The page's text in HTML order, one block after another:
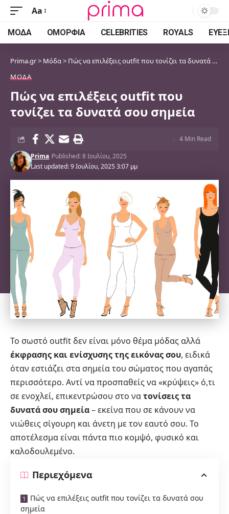
Font
Resizer
Aa
ΜΌΔΑ ΟΜΟΡΦΙΆ CELEBRITIES ROYALS
Prima.gr> Μόδα> Πώς να επιλέξεις outfit που τονίζει τα δυνατά σου σημεία
ΜΌΔΑ
Πώς να επιλέξεις outfit που
τονίζει τα δυνατά σου σημεία
Last updated: 9 Ιουλίου, 2025 3:07 μμ
Prima Published: 8 Ιουλίου, 2025
4 Min Read
Το σωστό outfit δεν είναι μόνο θέμα μόδας αλλά
έκφρασης και ενίσχυσης της εικόνας σου, ειδικά
όταν εστιάζει στα σημεία του σώματος που αγαπάς
περισσότερο. Αντί να προσπαθείς να «κρύψεις» ό,τι
σε ενοχλεί, επικεντρώσου στο νατονίσεις τα
δυνατά σου σημεία– εκείνα που σε κάνουν να
νιώθεις σίγουρη και άνετη με τον εαυτό σου. Το
αποτέλεσμα είναι πάντα πιο κομψό, φυσικό και
καλοδουλεμένο.
Περιεχόμενα
Πώς να επιλέξεις outfit που τονίζει τα δυνατά σου
σημεία